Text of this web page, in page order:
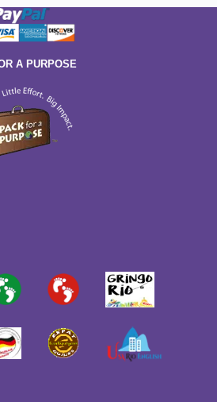
A PURPOSE